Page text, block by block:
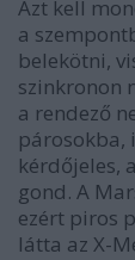
Azt kell
a
belekötni,
szinkronon
a rendező
párosokba,
kérdőjeles,
gond. A
ezért piros
látta az X-